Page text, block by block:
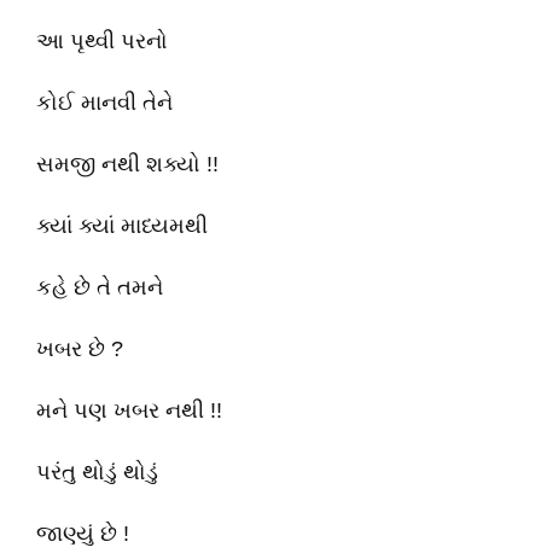
આ પૃથ્વી પરનો
કોઈ માનવી તેને
સમજી નથી શક્યો !!
ક્યાં ક્યાં માધ્યમથી
કહે છે તે તમને
ખબર છે ?
મને પણ ખબર નથી !!
પરંતુ થોડું થોડું
જાણ્યું છે !